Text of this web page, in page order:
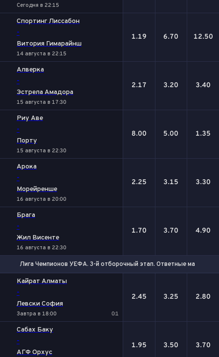
Сегодня в 22:15
Спортинг Лиссабон
-
Витория Гимарайнш
14 августа в 22:15
1.19 6.70 12.50
Алверка
-
Эстрела Амадора
15 августа в 17:30
2.17 3.20 3.40
Риу Аве
-
Порту
15 августа в 22:30
8.00 5.00 1.35
Арока
-
Морейренше
16 августа в 20:00
2.25 3.15 3.30
Брага
-
Жил Висенте
16 августа в 22:30
1.70 3.70 4.90
Лига Чемпионов УЕФА. 3-й отборочный этап. Ответные матчи
Кайрат Алматы
-
Левски София
Завтра в 18:00 0:1
2.45 3.25 2.80
Сабах Баку
-
АГФ Орхус
1.95 3.50 3.70